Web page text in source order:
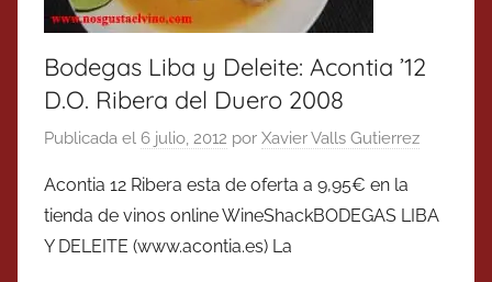
Bodegas Liba y Deleite: Acontia ’12
D.O. Ribera del Duero 2008
Publicada el 6 julio, 2012 por Xavier Valls Gutierrez
Acontia 12 Ribera esta de oferta a 9,95€ en la
tienda de vinos online WineShackBODEGAS LIBA
Y DELEITE (www.acontia.es) La